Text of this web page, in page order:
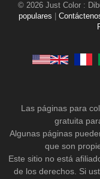
© 2026 Just Color :
populares
Las páginas para
gratuita
Algunas páginas
que son
Este sitio no está
de los derechos. Si